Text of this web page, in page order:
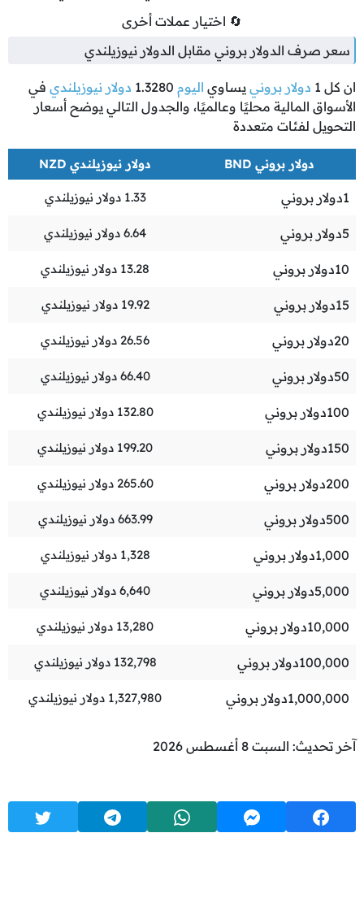
🔄 اختيار عملات أخرى
سعر صرف الدولار بروني مقابل الدولار نيوزيلندي
ان كل 1 دولار بروني يساوي اليوم 1.3280 دولار نيوزيلندي في
الأسواق المالية محليًا وعالميًا، والجدول التالي يوضح أسعار
التحويل لفئات متعددة
دولار بروني BND دولار نيوزيلندي NZD
1دولار بروني 1.33 دولار نيوزيلندي
5دولار بروني 6.64 دولار نيوزيلندي
10دولار بروني 13.28 دولار نيوزيلندي
15دولار بروني 19.92 دولار نيوزيلندي
20دولار بروني 26.56 دولار نيوزيلندي
50دولار بروني 66.40 دولار نيوزيلندي
100دولار بروني 132.80 دولار نيوزيلندي
150دولار بروني 199.20 دولار نيوزيلندي
200دولار بروني 265.60 دولار نيوزيلندي
500دولار بروني 663.99 دولار نيوزيلندي
1,000دولار بروني 1,328 دولار نيوزيلندي
5,000دولار بروني 6,640 دولار نيوزيلندي
10,000دولار بروني 13,280 دولار نيوزيلندي
100,000دولار بروني 132,798 دولار نيوزيلندي
1,000,000دولار بروني 1,327,980 دولار نيوزيلندي
آخر تحديث: السبت 8 أغسطس 2026